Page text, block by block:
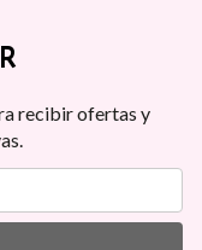
recibir ofertas y